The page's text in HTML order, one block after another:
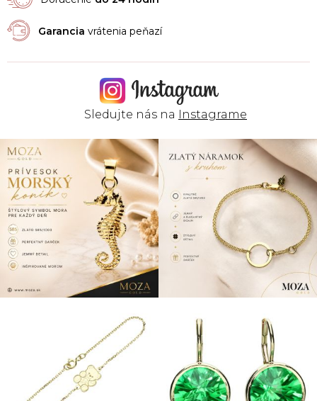
Garancia vrátenia peňazí
Sledujte nás na Instagrame